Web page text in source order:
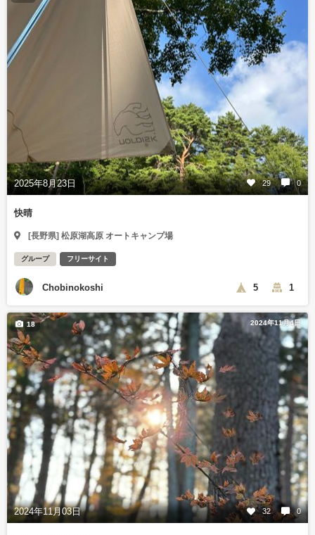
2025年8月23日 29 0
快晴
[長野県] 松原湖高原 オートキャンプ場
グループ フリーサイト
Chobinokoshi 5 1
2024年11月4日
2024年11月03日 32 0
18